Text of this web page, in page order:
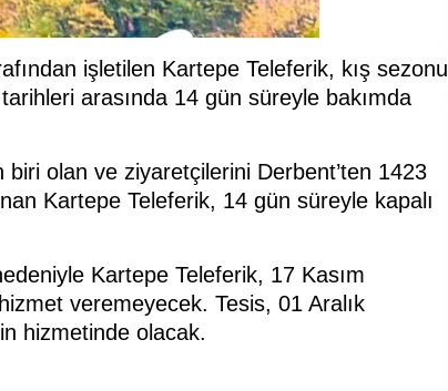
işletilen Kartepe Teleferik, kış sezonu
arasında 14 gün süreyle bakımda
biri olan ve ziyaretçilerini Derbent’ten 1423
Kartepe Teleferik, 14 gün süreyle kapalı
Kartepe Teleferik, 17 Kasım
veremeyecek. Tesis, 01 Aralık
hizmetinde olacak.